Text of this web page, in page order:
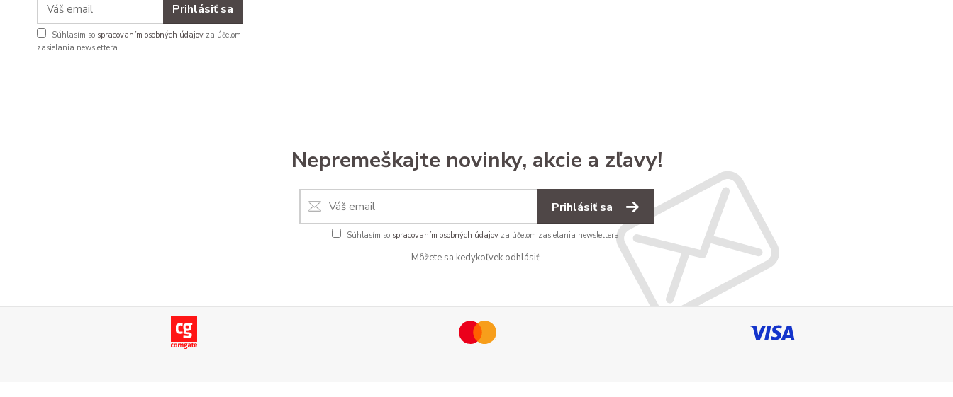
Prihlásiť sa
Súhlasím so spracovaním osobných údajov za účelom
zasielania newslettera.
Nepremeškajte novinky, akcie a zľavy!
Prihlásiť sa
Súhlasím so spracovaním osobných údajov za účelom zasielania newslettera.
Môžete sa kedykoľvek odhlásiť.